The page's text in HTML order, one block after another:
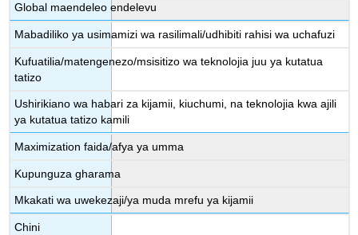
Global maendeleo endelevu
Mabadiliko ya usimamizi wa rasilimali/udhibiti rahisi wa uchafuzi
Kufuatilia/matengenezo/msisitizo wa teknolojia juu ya kutatua
tatizo
Ushirikiano wa habari za kijamii, kiuchumi, na teknolojia kwa ajili
ya kutatua tatizo kamili
Maximization faida/afya ya umma
Kupunguza gharama
Mkakati wa uwekezaji/ya muda mrefu ya kijamii
Chini